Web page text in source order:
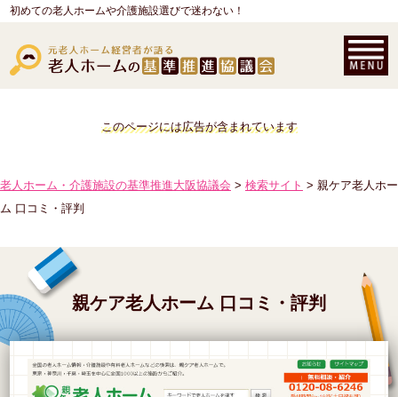
初めての老人ホームや介護施設選びで迷わない！
このページには広告が含まれています
老人ホーム・介護施設の基準推進大阪協議会 > 検索サイト > 親ケア老人ホー
ム 口コミ・評判
親ケア老人ホーム 口コミ・評判